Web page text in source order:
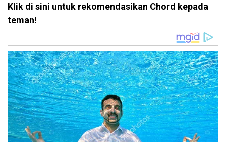
Klik di sini untuk rekomendasikan Chord kepada
teman!